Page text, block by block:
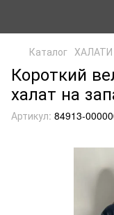
Каталог ХАЛАТИ
Короткий
халат на
Артикул: 84913-